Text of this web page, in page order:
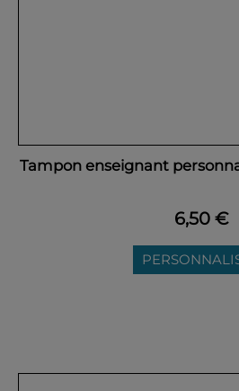
Tampon enseignant
6,50 €